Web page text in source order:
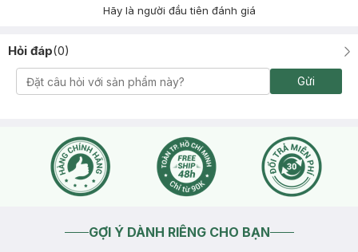
Hãy là người đầu tiên đánh giá
Hỏi đáp(0)
Gửi
GỢI Ý DÀNH RIÊNG CHO BẠN